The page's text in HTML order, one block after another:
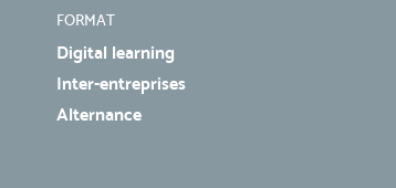
FORMAT
Digital learning
Inter-entreprises
Alternance